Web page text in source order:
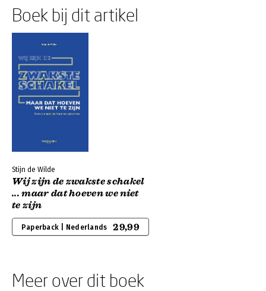
Boek bij dit artikel
Stijn de Wilde
Wij zijn de zwakste schakel
... maar dat hoeven we niet
te zijn
Paperback | Nederlands 29,99
Meer over dit boek